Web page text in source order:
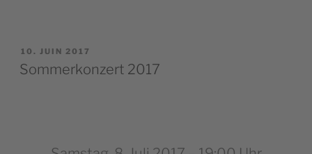
PUBLIÉ
LE
10. JUIN 2017
Sommerkonzert 2017